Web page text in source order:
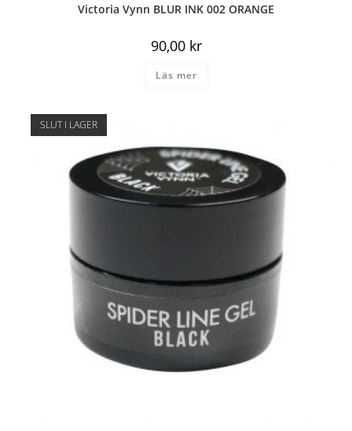
Victoria Vynn BLUR INK 002 ORANGE
90,00 kr
Läs mer
SLUT I LAGER